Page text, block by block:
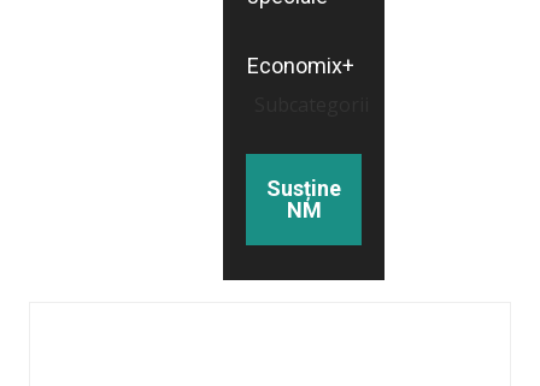
Economix+
Susține
NM